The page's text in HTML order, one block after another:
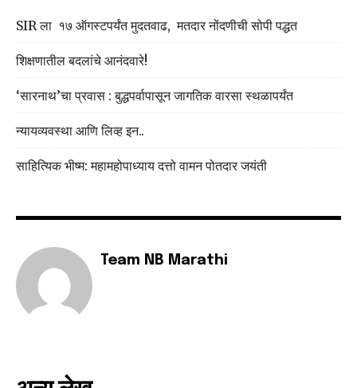
conversation.
To subscribe, simply enter your email address on our website
your privacy and won't spam your inbox. Your information is
SUBSCRIBE
I've read and accept thePrivacy Policy.
SIR ला १७ ऑगस्टपर्यंत मुदतवाढ, मतदार नोंदणीची सोपी पद्धत
शिक्षणातील बदलांचे आनंदवारे!
‘सारनाथ’चा प्रवास : बुद्धपर्वापासून जागतिक वारसा स्थळापर्यंत
न्यायव्यवस्था आणि लिव्ह इन..
साहित्यिक भीष्म: महामहोपाध्याय दत्तो वामन पोतदार जयंती
Team NB Marathi